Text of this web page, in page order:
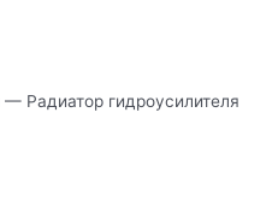
Радиатор гидроусилителя